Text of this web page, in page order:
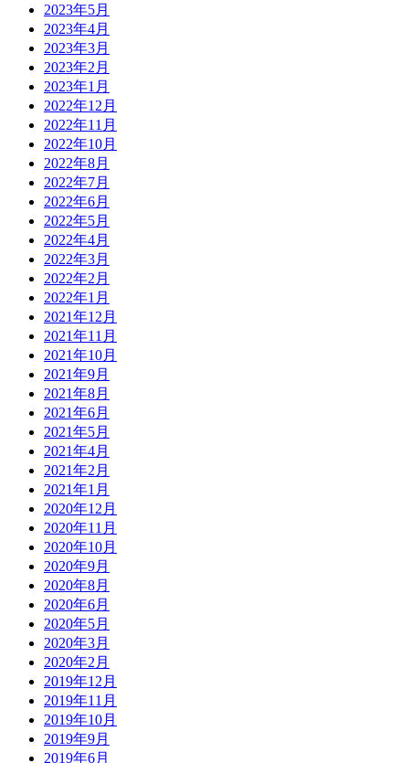
2023年5月
2023年4月
2023年3月
2023年2月
2023年1月
2022年12月
2022年11月
2022年10月
2022年8月
2022年7月
2022年6月
2022年5月
2022年4月
2022年3月
2022年2月
2022年1月
2021年12月
2021年11月
2021年10月
2021年9月
2021年8月
2021年6月
2021年5月
2021年4月
2021年2月
2021年1月
2020年12月
2020年11月
2020年10月
2020年9月
2020年8月
2020年6月
2020年5月
2020年3月
2020年2月
2019年12月
2019年11月
2019年10月
2019年9月
2019年6月